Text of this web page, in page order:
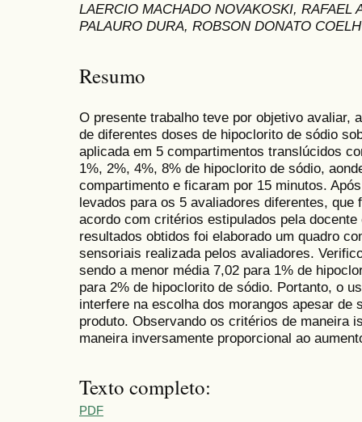
LAERCIO MACHADO NOVAKOSKI, RAFAEL
PALAURO DURA, ROBSON DONATO
Resumo
O presente trabalho teve por objetivo avaliar,
de diferentes doses de hipoclorito de sódio
aplicada em 5 compartimentos translúcidos
1%, 2%, 4%, 8% de hipoclorito de sódio,
compartimento e ficaram por 15 minutos.
levados para os 5 avaliadores diferentes,
acordo com critérios estipulados pela
resultados obtidos foi elaborado um quadro
sensoriais realizada pelos avaliadores.
sendo a menor média 7,02 para 1% de
para 2% de hipoclorito de sódio. Portanto, o
interfere na escolha dos morangos apesar de
produto. Observando os critérios de maneira
maneira inversamente proporcional ao
Texto completo:
PDF